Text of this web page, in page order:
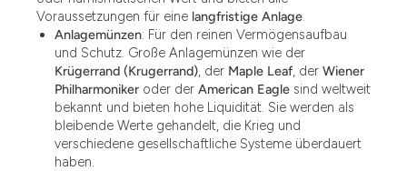
Voraussetzungen für eine langfristige Anlage.
Anlagemünzen: Für den reinen Vermögensaufbau
und Schutz. Große Anlagemünzen wie der
Krügerrand (Krugerrand), der Maple Leaf, der Wiener
Philharmoniker oder der American Eagle sind weltweit
bekannt und bieten hohe Liquidität. Sie werden als
bleibende Werte gehandelt, die Krieg und
verschiedene gesellschaftliche Systeme überdauert
haben.